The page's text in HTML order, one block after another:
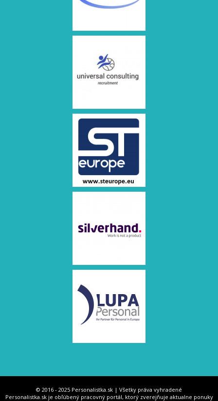
© 2016 - 2025 Personalistka.sk | Všetky práva vyhradené
Personalistka.sk je obľúbený pracovný portál, ktorý zverejňuje aktualne ponuky